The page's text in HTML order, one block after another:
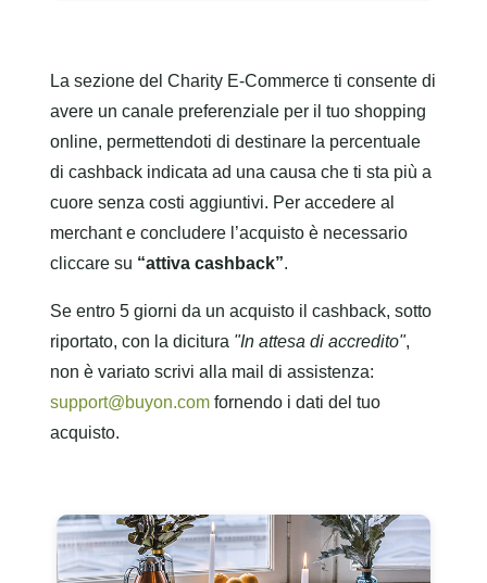
La sezione del Charity E-Commerce ti consente di
avere un canale preferenziale per il tuo shopping
online, permettendoti di destinare la percentuale
di cashback indicata ad una causa che ti sta più a
cuore senza costi aggiuntivi. Per accedere al
merchant e concludere l’acquisto è necessario
cliccare su “attiva cashback”.
Se entro 5 giorni da un acquisto il cashback, sotto
riportato, con la dicitura "In attesa di accredito",
non è variato scrivi alla mail di assistenza:
support@buyon.com fornendo i dati del tuo
acquisto.